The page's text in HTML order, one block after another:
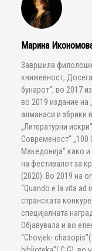
Марина
Завршила
книжевност,
бунарот“, во 2017
во 2019 издание на
алманаси и збрики
„Литературни
Современост“ „100
Македонија“ како и
на фестивалот за
(2020). Во 2019 на
“Quando e la vita ad
странската
специјалната
Објавувала и во
“Chovjek-